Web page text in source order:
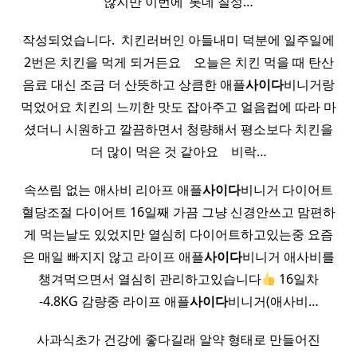
작성되었습니다. ​ 치킨러버인 아들내미 덕분에 일주일에
2번은 치킨을 먹게 되거든요 ​ ​ ​ 오늘은 치킨 먹을 때 탄산
음료 대신 조금 더 산뜻하고 상큼한 애플사이다비니거랑
먹었어요 치킨의 느끼한 맛도 잡아주고 얼음컵에 따라 마
셨더니 시원하고 깔끔하면서 청량해서 평소보다 치킨을
더 많이 먹은 것 같아요 ​ ​ ​ 비락…
속쓰림 없는 애사비 리아프 애플사이다비니거 다이어트
혈당조절 다이어트 16일째 가끔 그냥 신경안쓰고 맘편하
게 먹는날도 있었지만 열심히 다이어트하고있는중 요즘
은 매일 빠지지 않고 라이프 애플사이다비니거 애사비를
챙겨먹으면서 열심히 관리하고있습니다
16일차
-4.8KG 감량중 라이프 애플사이다비니거(애사비…
사과식초가 건강에 좋다길래 알약 형태로 만들어진